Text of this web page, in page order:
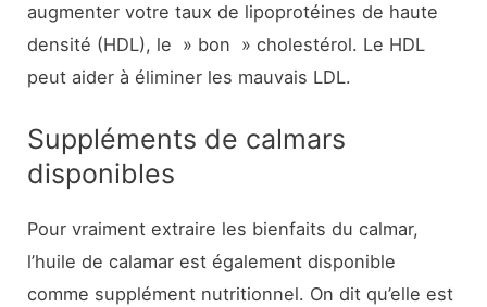
augmenter votre taux de lipoprotéines de haute
densité (HDL), le » bon » cholestérol. Le HDL
peut aider à éliminer les mauvais LDL.
Suppléments de calmars
disponibles
Pour vraiment extraire les bienfaits du calmar,
l’huile de calamar est également disponible
comme supplément nutritionnel. On dit qu’elle est